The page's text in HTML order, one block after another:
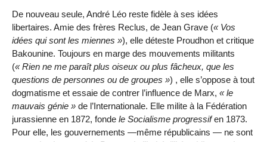
De nouveau seule, André Léo reste fidèle à ses idées
libertaires. Amie des frères Reclus, de Jean Grave (
Vos
idées qui sont les miennes
), elle déteste Proudhon et critique
Bakounine. Toujours en marge des mouvements militants
(
Rien ne me paraît plus oiseux ou plus fâcheux, que les
questions de personnes ou de groupes
) , elle s’oppose à tout
dogmatisme et essaie de contrer l’influence de Marx,
le
mauvais génie
de l’Internationale. Elle milite à la Fédération
jurassienne en 1872, fonde le Socialisme progressifen 1873.
Pour elle, les gouvernements —même républicains — ne sont